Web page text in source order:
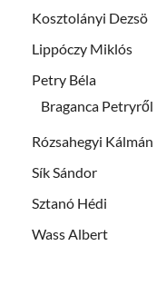
Kosztolányi Dezsö
Lippóczy Miklós
Petry Béla
Braganca Petryről
Rózsahegyi Kálmán
Sík Sándor
Sztanó Hédi
Wass Albert